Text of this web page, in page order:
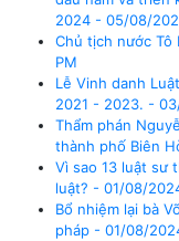
2024 - 05/08/
Chủ tịch nước Tô
PM
Lễ Vinh danh
2021 - 2023. -
Thẩm phán
thành phố Biên
Vì sao 13 luật sư
luật? - 01/08/
Bổ nhiệm lại bà
pháp - 01/08/